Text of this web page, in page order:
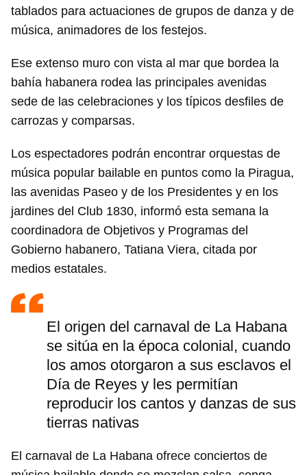
tablados para actuaciones de grupos de danza y de
música, animadores de los festejos.
Ese extenso muro con vista al mar que bordea la
bahía habanera rodea las principales avenidas
sede de las celebraciones y los típicos desfiles de
carrozas y comparsas.
Los espectadores podrán encontrar orquestas de
música popular bailable en puntos como la Piragua,
las avenidas Paseo y de los Presidentes y en los
jardines del Club 1830, informó esta semana la
coordinadora de Objetivos y Programas del
Gobierno habanero, Tatiana Viera, citada por
medios estatales.
El origen del carnaval de La Habana
se sitúa en la época colonial, cuando
los amos otorgaron a sus esclavos el
Día de Reyes y les permitían
reproducir los cantos y danzas de sus
tierras nativas
El carnaval de La Habana ofrece conciertos de